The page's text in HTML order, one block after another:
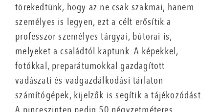
törekedtünk, hogy az ne csak szakmai, hanem
személyes is legyen, ezt a célt erősítik a
professzor személyes tárgyai, bútorai is,
melyeket a családtól kaptunk. A képekkel,
fotókkal, preparátumokkal gazdagított
vadászati és vadgazdálkodási tárlaton
számítógépek, kijelzők is segítik a tájékozódást.